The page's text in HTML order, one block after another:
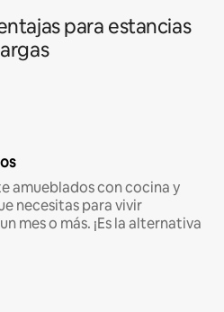
para estancias
amueblados con cocina y
necesitas para vivir
mes o más. ¡Es la alternativa